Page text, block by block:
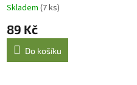
Skladem (7 ks)
89 Kč
Do košíku